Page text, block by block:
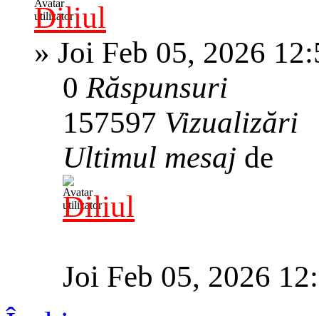
Diliul
» Joi Feb 05, 2026
0Răspunsuri
157597 Vizualizări
Ultimul mesaj de
Diliul
Joi Feb 05, 2026